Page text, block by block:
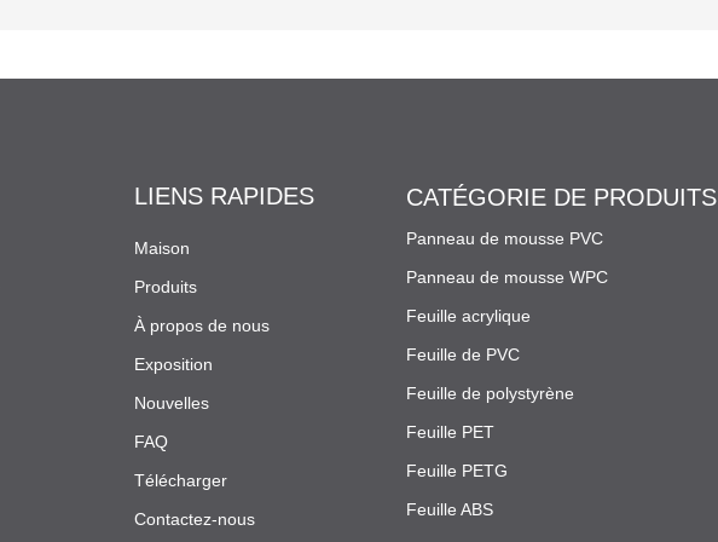
LIENS RAPIDES
Maison
Produits
À propos de nous
Exposition
Nouvelles
FAQ
Télécharger
Contactez-nous
CATÉGORIE DE PRODUITS
Panneau de mousse PVC
Panneau de mousse WPC
Feuille acrylique
Feuille de PVC
Feuille de polystyrène
Feuille PET
Feuille PETG
Feuille ABS